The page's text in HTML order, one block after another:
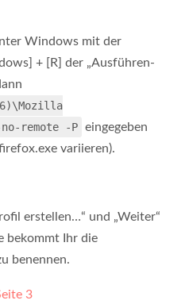
Windows mit der
+ [R] der „Ausführen-
remote -P eingegeben
variieren).
erstellen…“ und „Weiter“
bekommt Ihr die
benennen.